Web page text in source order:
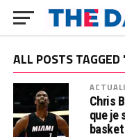
ALL POSTS
Chris
que je